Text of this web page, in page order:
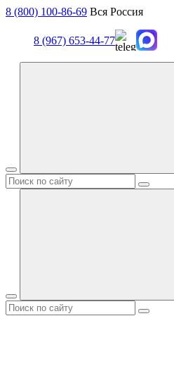
8 (800) 100-86-69 Вся Россия
8 (967) 653-44-77